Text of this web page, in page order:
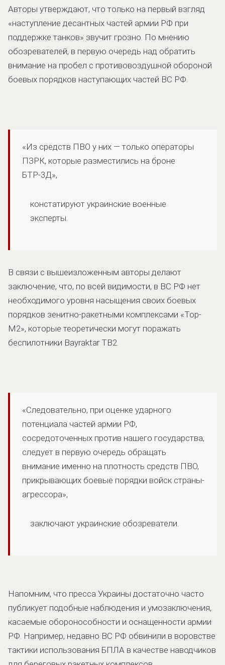
Авторы утверждают, что только на первый взгляд
«наступление десантных частей армии РФ при
поддержке танков» звучит грозно. По мнению
обозревателей, в первую очередь над обратить
внимание на пробел с противовоздушной обороной
боевых порядков наступающих частей ВС РФ.
«Из средств ПВО у них — только операторы
ПЗРК, которые разместились на броне
БТР-3Д»,
констатируют украинские военные
эксперты.
В связи с вышеизложенным авторы делают
заключение, что, по всей видимости, в ВС РФ нет
необходимого уровня насыщения своих боевых
порядков зенитно-ракетными комплексами «Тор-
М2», которые теоретически могут поражать
беспилотники Bayraktar TB2.
«Следовательно, при оценке ударного
потенциала частей армии РФ,
сосредоточенных против нашего государства,
следует в первую очередь обращать
внимание именно на плотность средств ПВО,
прикрывающих боевые порядки войск страны-
агрессора»,
заключают украинские обозреватели.
Напомним, что пресса Украины достаточно часто
публикует подобные наблюдения и умозаключения,
касаемые оборонособности и оснащенности армии
РФ. Например, недавно ВС РФ обвинили в воровстве
тактики использования БПЛА в качестве наводчиков